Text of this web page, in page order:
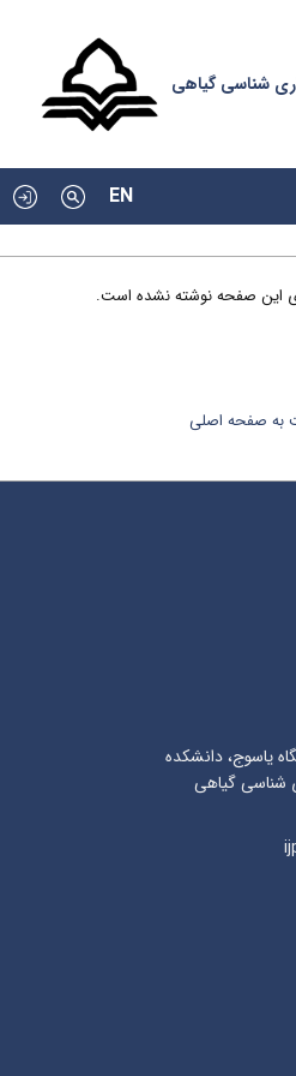
شناسی گیاهی
EN
این صفحه نوشته نشده است.
صفحه اصلی
یاسوج، دانشکده
گیاهی